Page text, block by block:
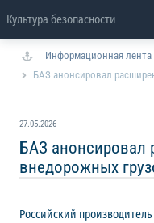
Культура безопасности
Информационная лента
БАЗ анонсировал
27.05.2026
БАЗ анонсировал
внедорожных
Российский